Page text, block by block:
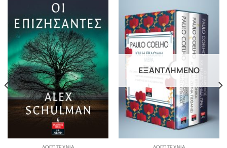
ΕΞΑΝΤΛΗΜΈΝΟ